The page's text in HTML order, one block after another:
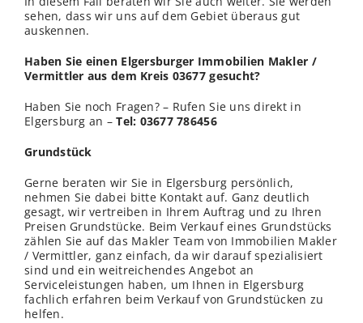
sehen, dass wir uns auf dem Gebiet überaus gut
auskennen.
Haben Sie einen Elgersburger Immobilien Makler /
Vermittler aus dem Kreis 03677 gesucht?
Haben Sie noch Fragen? – Rufen Sie uns direkt in
Elgersburg an –Tel: 03677 786456
Grundstück
Gerne beraten wir Sie in Elgersburg persönlich,
nehmen Sie dabei bitte Kontakt auf. Ganz deutlich
gesagt, wir vertreiben in Ihrem Auftrag und zu Ihren
Preisen Grundstücke. Beim Verkauf eines Grundstücks
zählen Sie auf das Makler Team von Immobilien Makler
/ Vermittler, ganz einfach, da wir darauf spezialisiert
sind und ein weitreichendes Angebot an
Serviceleistungen haben, um Ihnen in Elgersburg
fachlich erfahren beim Verkauf von Grundstücken zu
helfen.